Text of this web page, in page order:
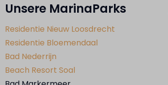
Unsere MarinaParks
Residentie Nieuw Loosdrecht
Residentie Bloemendaal
Bad Nederrijn
Beach Resort Soal